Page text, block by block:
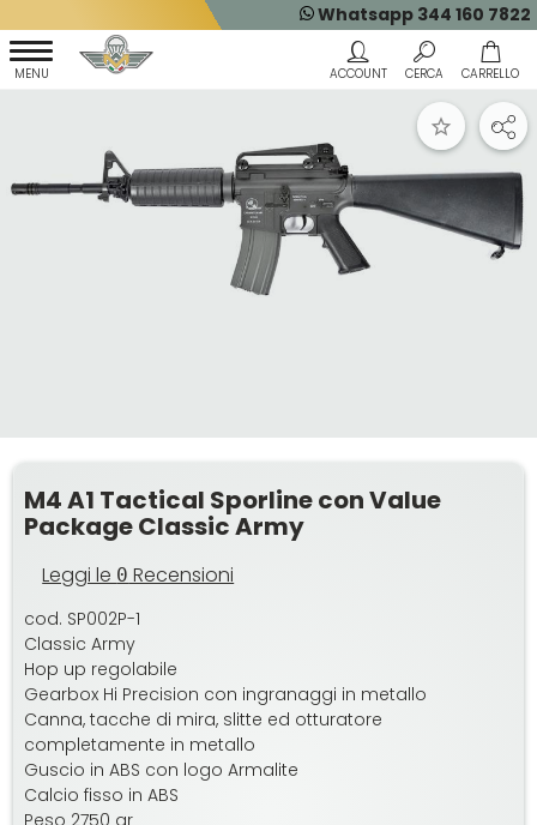
Whatsapp 344 160 7822
M4 A1 Tactical Sporline con Value
Package Classic Army
Leggi le 0 Recensioni
cod. SP002P-1
Classic Army
Hop up regolabile
Gearbox Hi Precision con ingranaggi in metallo
Canna, tacche di mira, slitte ed otturatore
completamente in metallo
Guscio in ABS con logo Armalite
Calcio fisso in ABS